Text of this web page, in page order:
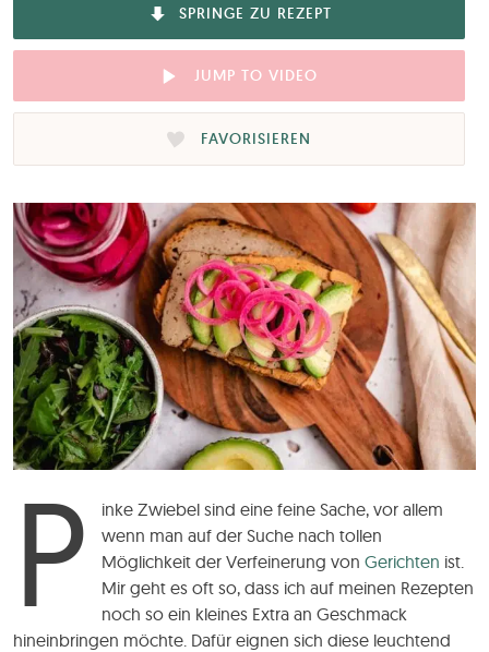
SPRINGE ZU REZEPT
JUMP TO VIDEO
FAVORISIEREN
P
inke Zwiebel sind eine feine Sache, vor allem
wenn man auf der Suche nach tollen
Möglichkeit der Verfeinerung vonGerichten ist.
Mir geht es oft so, dass ich auf meinen Rezepten
noch so ein kleines Extra an Geschmack
hineinbringen möchte. Dafür eignen sich diese leuchtend